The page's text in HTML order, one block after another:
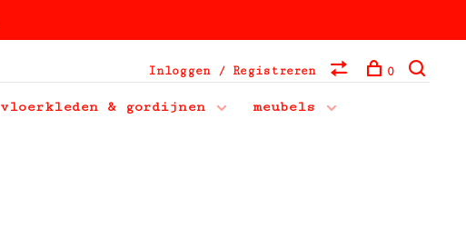
vloerkleden & gordijnen
meubels
Inloggen / Registreren 0